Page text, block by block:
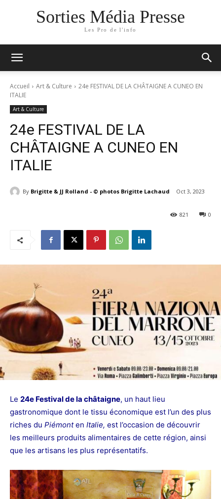
Sorties Média Presse
Les Pro de l'info
Accueil Art & Culture
24e FESTIVAL DE LA CHÂTAIGNE A CUNEO EN
ITALIE
Art & Culture
24e FESTIVAL DE LA
CHÂTAIGNE A CUNEO EN
ITALIE
By Brigitte & JJ Rolland - © photos Brigitte Lachaud Oct 3, 2023
0
821
Le 24e Festival de la châtaigne, un haut lieu
gastronomique dont le tissu économique est l’un des plus
riches du Piémonten Italie, est l’occasion de découvrir
les meilleurs produits alimentaires de cette région, ainsi
que les artisans les plus représentatifs.